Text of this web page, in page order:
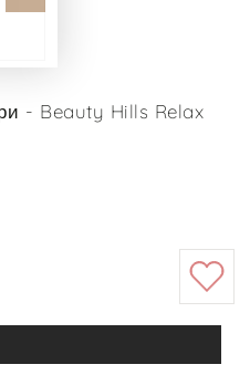
- Beauty Hills Relax